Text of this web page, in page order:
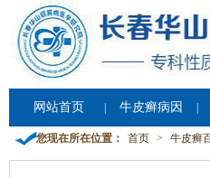
网站首页 牛皮癣病因
您现在所在位置： 首页 > 牛皮癣